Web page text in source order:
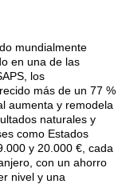
mundialmente
en una de las
los
más de un 77 %
aumenta y remodela
naturales y
como Estados
y 20.000 €, cada
con un ahorro
nivel y una